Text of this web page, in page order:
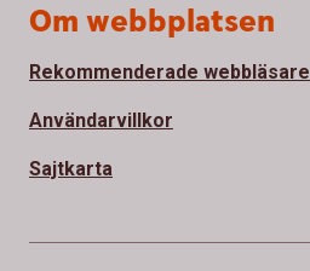
Om webbplatsen
Rekommenderade webbläsare
Användarvillkor
Sajtkarta